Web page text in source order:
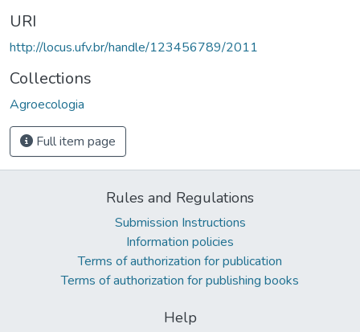
URI
http://locus.ufv.br/handle/123456789/2011
Collections
Agroecologia
Full item page
Rules and Regulations
Submission Instructions
Information policies
Terms of authorization for publication
Terms of authorization for publishing books
Help